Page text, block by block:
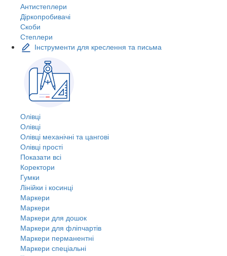
Антистеплери
Діркопробивачі
Скоби
Степлери
Інструменти для креслення та письма
Олівці
Олівці
Олівці механічні та цангові
Олівці прості
Показати всі
Коректори
Гумки
Лінійки і косинці
Маркери
Маркери
Маркери для дошок
Маркери для фліпчартів
Маркери перманентні
Маркери спеціальні